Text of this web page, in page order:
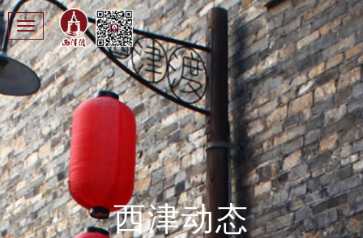
Toggle
navigation
西津动态